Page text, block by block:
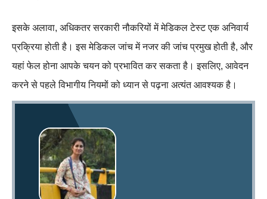
इसके अलावा, अधिकतर सरकारी नौकरियों में मेडिकल टेस्ट एक अनिवार्य
प्रक्रिया होती है। इस मेडिकल जांच में नजर की जांच प्रमुख होती है, और
यहां फेल होना आपके चयन को प्रभावित कर सकता है। इसलिए, आवेदन
करने से पहले विभागीय नियमों को ध्यान से पढ़ना अत्यंत आवश्यक है।